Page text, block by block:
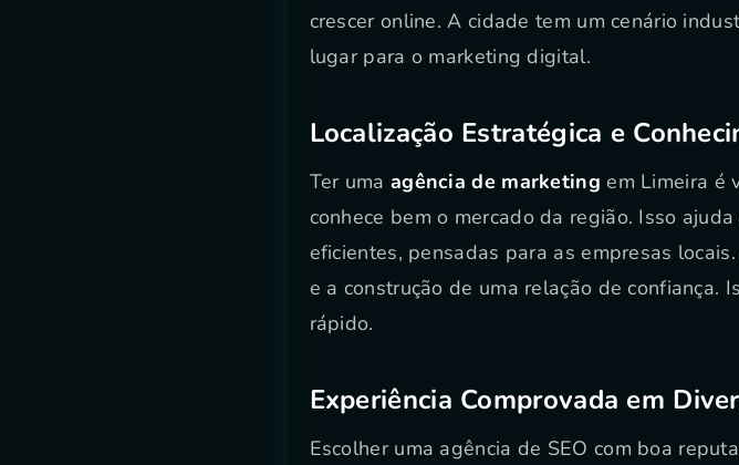
crescer online. A cidade tem um cenário
lugar para o marketing digital.
Localização Estratégica e
Ter uma agência de marketing em Limeira é
conhece bem o mercado da região. Isso
eficientes, pensadas para as empresas
e a construção de uma relação de confiança.
rápido.
Experiência Comprovada em
Escolher uma agência de SEO com boa